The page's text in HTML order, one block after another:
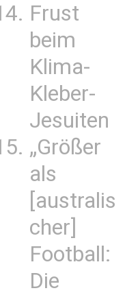
Frust
beim
Klima-
Kleber-
Jesuiten
„Größer
als
[australis
cher]
Football:
Die